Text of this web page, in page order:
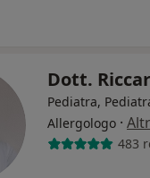
Dott.
Pediatra,
Allergologo ·
483